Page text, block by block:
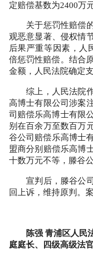
定赔偿基数为2400万元
关于惩罚性赔偿的
观恶意显著、侵权情
后果严重等因素，人
倍惩罚性赔偿。结合
金额，人民法院确定
综上，人民法院作
高博士有限公司涉案
司赔偿乐高博士有限
别在百余万至数百万
谷公司赔偿乐高博士
盟商分别赔偿乐高博
十数万元不等，滕谷
宣判后，滕谷公司
回上诉，维持原判。
陈强 青浦区人民法
庭庭长、四级高级法官